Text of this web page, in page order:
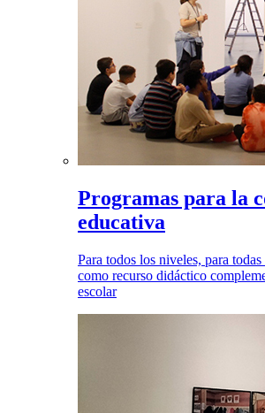
Programas para la
educativa
Para todos los niveles, para
como recurso didáctico
escolar